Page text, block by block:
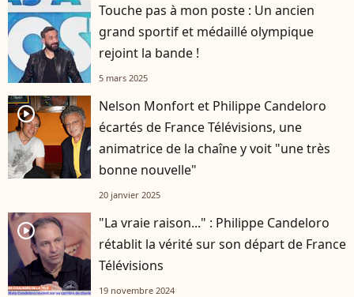
Touche pas à mon poste : Un ancien
grand sportif et médaillé olympique
rejoint la bande !
5 mars 2025
player2
Nelson Monfort et Philippe Candeloro
écartés de France Télévisions, une
animatrice de la chaîne y voit "une très
bonne nouvelle"
20 janvier 2025
player2
"La vraie raison..." : Philippe Candeloro
rétablit la vérité sur son départ de France
Télévisions
19 novembre 2024